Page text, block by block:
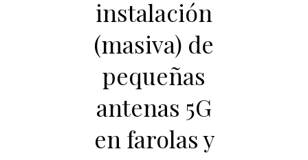
instalación
(masiva) de
pequeñas
antenas 5G
en farolas y